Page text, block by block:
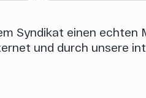
Syndikat einen
und durch unsere